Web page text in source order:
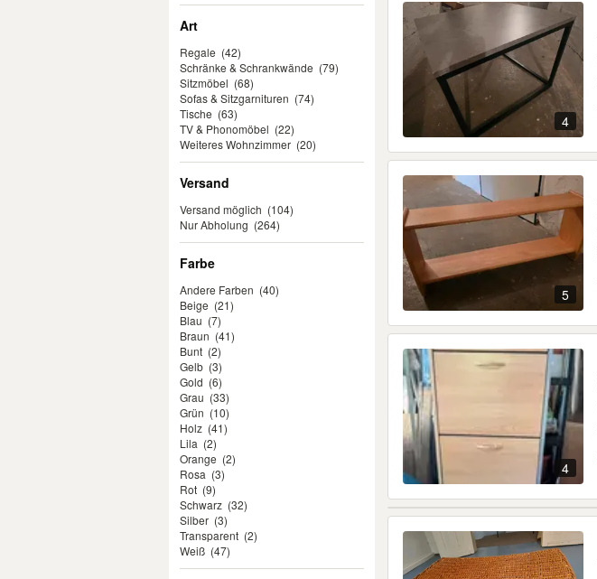
Art
Regale (42)
Schränke & Schrankwände (79)
Sitzmöbel (68)
Sofas & Sitzgarnituren (74)
Tische (63)
TV & Phonomöbel (22)
Weiteres Wohnzimmer (20)
Versand
Versand möglich (104)
Nur Abholung (264)
Farbe
Andere Farben (40)
Beige (21)
Blau (7)
Braun (41)
Bunt (2)
Gelb (3)
Gold (6)
Grau (33)
Grün (10)
Holz (41)
Lila (2)
Orange (2)
Rosa (3)
Rot (9)
Schwarz (32)
Silber (3)
Transparent (2)
Weiß (47)
4
5
4